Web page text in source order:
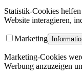
Statistik-Cookies
Website interagieren,
Marketing
Marketing-Cookies
Werbung anzuzeigen